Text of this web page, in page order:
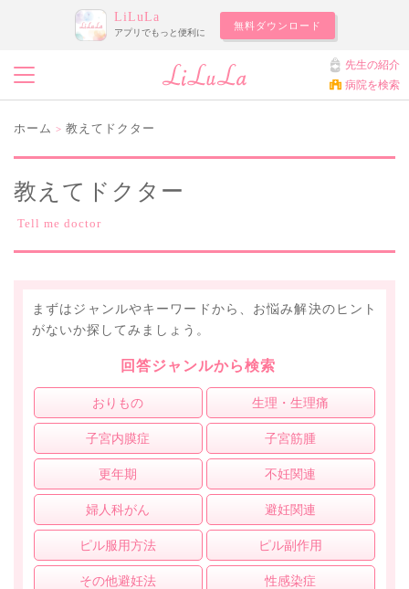
LiLuLa
アプリでもっと便利に
無料ダウンロード
先生の紹介
病院を検索
ホーム > 教えてドクター
教えてドクター
Tell me doctor
まずはジャンルやキーワードから、お悩み解決のヒント
がないか探してみましょう。
回答ジャンルから検索
おりもの 生理・生理痛
子宮内膜症 子宮筋腫
更年期 不妊関連
婦人科がん 避妊関連
ピル服用方法 ピル副作用
その他避妊法 性感染症